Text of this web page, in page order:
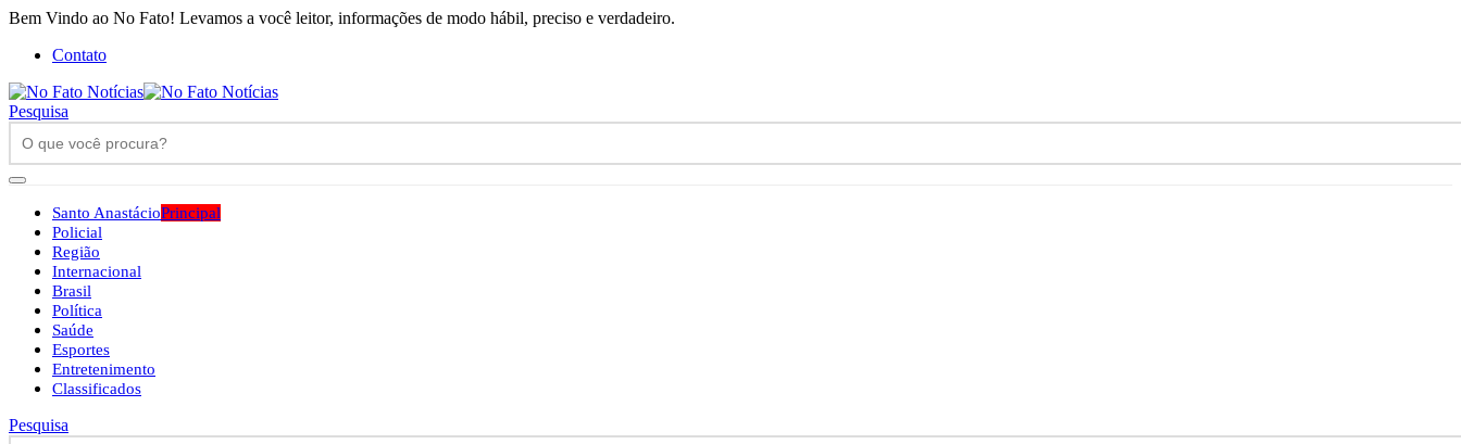
Bem Vindo ao No Fato! Levamos a você leitor, informações de modo hábil, preciso e verdadeiro.
Contato
Pesquisa
Santo AnastácioPrincipal
Policial
Região
Internacional
Brasil
Política
Saúde
Esportes
Entretenimento
Classificados
Pesquisa